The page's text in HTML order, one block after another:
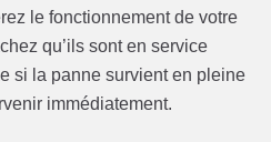
le fonctionnement de votre
qu’ils sont en service
si la panne survient en pleine
immédiatement.